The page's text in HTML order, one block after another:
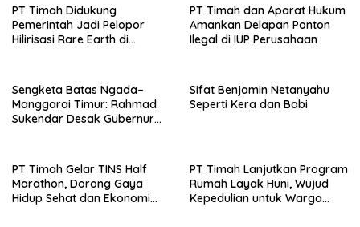
PT Timah Didukung
Pemerintah Jadi Pelopor
Hilirisasi Rare Earth di
PT Timah dan Aparat Hukum
Amankan Delapan Ponton
Ilegal di IUP Perusahaan
Sengketa Batas Ngada–
Manggarai Timur: Rahmad
Sukendar Desak Gubernur
Sifat Benjamin Netanyahu
Seperti Kera dan Babi
PT Timah Gelar TINS Half
Marathon, Dorong Gaya
Hidup Sehat dan Ekonomi
PT Timah Lanjutkan Program
Rumah Layak Huni, Wujud
Kepedulian untuk Warga